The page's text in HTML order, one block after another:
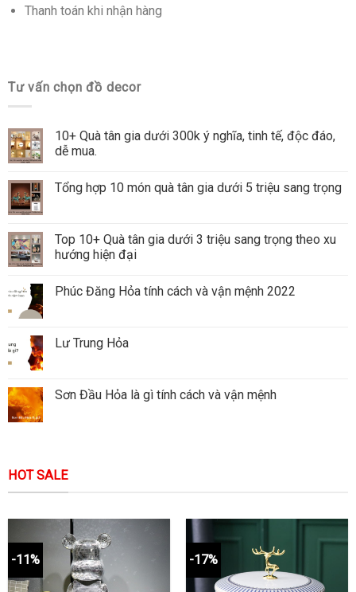
Thanh toán khi nhận hàng
Tư vấn chọn đồ decor
10+ Quà tân gia dưới 300k ý nghĩa, tinh tế, độc đáo,
dễ mua.
Tổng hợp 10 món quà tân gia dưới 5 triệu sang trọng
Top 10+ Quà tân gia dưới 3 triệu sang trọng theo xu
hướng hiện đại
Phúc Đăng Hỏa tính cách và vận mệnh 2022
Lư Trung Hỏa
Sơn Đầu Hỏa là gì tính cách và vận mệnh
HOT SALE
-11% -17%